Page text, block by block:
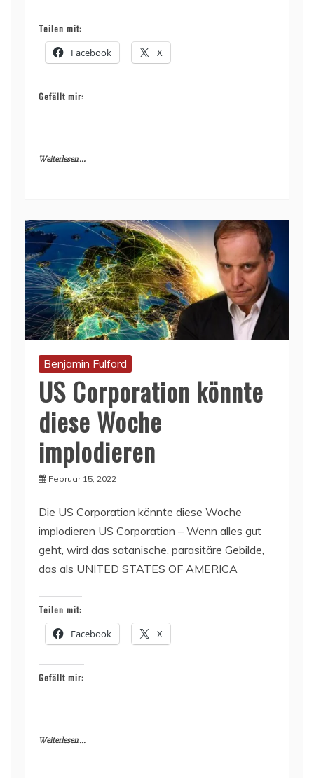
Teilen mit:
Facebook X
Gefällt mir:
Weiterlesen ...
Benjamin Fulford
US Corporation könnte
diese Woche
implodieren
Februar 15, 2022
Die US Corporation könnte diese Woche
implodieren US Corporation – Wenn alles gut
geht, wird das satanische, parasitäre Gebilde,
das als UNITED STATES OF AMERICA
Teilen mit:
Facebook X
Gefällt mir:
Weiterlesen ...